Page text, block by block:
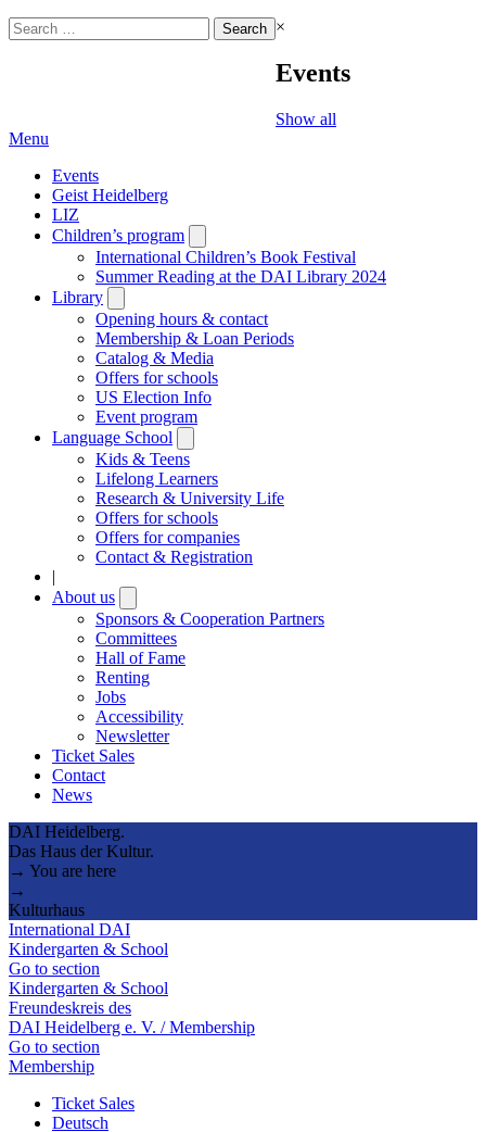
Search
for:
×
Events
Show all
Menu
Events
Geist Heidelberg
LIZ
Children’s program
submenu
International Children’s Book Festival
Summer Reading at the DAI Library 2024
Library
submenu
Opening hours & contact
Membership & Loan Periods
Catalog & Media
Offers for schools
US Election Info
Event program
Language School
submenu
Kids & Teens
Lifelong Learners
Research & University Life
Offers for schools
Offers for companies
Contact & Registration
|
About us
submenu
Sponsors & Cooperation Partners
Committees
Hall of Fame
Renting
Jobs
Accessibility
Newsletter
Ticket Sales
Contact
News
DAI Heidelberg.
Das Haus der Kultur.
→ You are here
→
Kulturhaus
International DAI
Kindergarten & School
Go to section
Kindergarten & School
Freundeskreis des
DAI Heidelberg e. V. / Membership
Go to section
Membership
Ticket Sales
Deutsch